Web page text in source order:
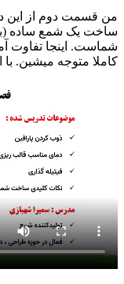
من قسمت دوم از این
ساخت یک شمع ساده
شماست. اینجا تفاوت
کاملا متوجه میشین.